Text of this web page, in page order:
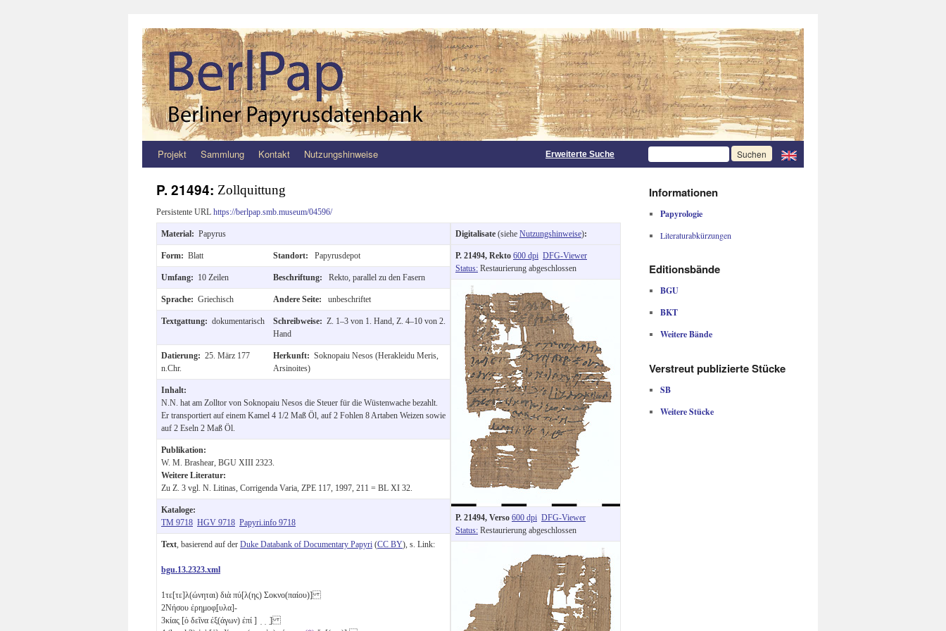
Zum
springen
Projekt Sammlung Kontakt Nutzungshinweise Erweiterte Suche
P. 21494: Zollquittung
Persistente URL https://berlpap.smb.museum/04596/
Material: Papyrus
Form: Blatt Standort: Papyrusdepot
Umfang: 10 Zeilen Beschriftung: Rekto, parallel zu den Fasern
Sprache: Griechisch Andere Seite: unbeschriftet
Textgattung: dokumentarisch Schreibweise: Z. 1–3 von 1. Hand, Z. 4–10 von 2.
Hand
Datierung: 25. März 177
n.Chr.
Herkunft: Soknopaiu Nesos (Herakleidu Meris,
Arsinoites)
Inhalt:
N.N. hat am Zolltor von Soknopaiu Nesos die Steuer für die Wüstenwache bezahlt.
Er transportiert auf einem Kamel 4 1/2 Maß Öl, auf 2 Fohlen 8 Artaben Weizen sowie
auf 2 Eseln 2 Maß Öl.
Publikation:
W. M. Brashear, BGU XIII 2323.
Weitere Literatur:
Zu Z. 3 vgl. N. Litinas, Corrigenda Varia, ZPE 117, 1997, 211 = BL XI 32.
Kataloge:
TM 9718 HGV 9718 Papyri.info 9718
Text , basierend auf der Duke Databank of Documentary Papyri (CC BY), s. Link:
bgu.13.2323.xml
1τε[τε]λ(ώνηται) διὰ πύ[λ(ης) Σοκνο(παίου)]
2Νήσου ἐρημοφ̣[υλα]-
3κίας̣ [ὁ δεῖνα ἐξ(άγων) ἐπί ] ̣ ̣ ̣]
Digitalisate (siehe Nutzungshinweise):
P. 21494, Rekto 600 dpi DFG-Viewer
Status: Restaurierung abgeschlossen
P. 21494, Verso 600 dpi DFG-Viewer
Status: Restaurierung abgeschlossen
Informationen
Papyrologie
Literaturabkürzungen
Editionsbände
BGU
BKT
Weitere Bände
Verstreut publizierte Stücke
SB
Weitere Stücke